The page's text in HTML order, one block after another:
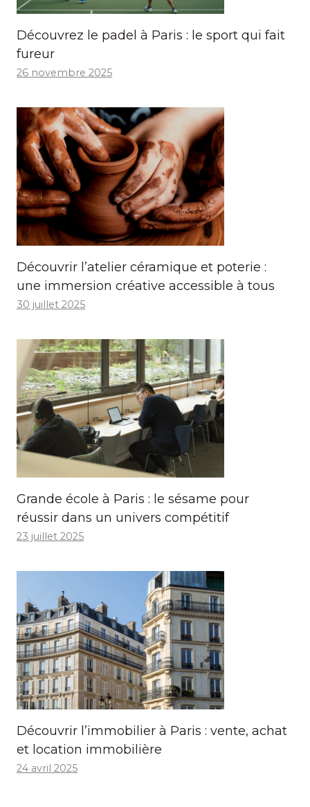
Découvrez le padel à Paris : le sport qui fait
fureur
26 novembre 2025
Découvrir l’atelier céramique et poterie :
une immersion créative accessible à tous
30 juillet 2025
Grande école à Paris : le sésame pour
réussir dans un univers compétitif
23 juillet 2025
Découvrir l’immobilier à Paris : vente, achat
et location immobilière
24 avril 2025